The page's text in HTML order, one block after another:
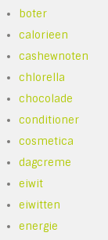
boter
calorieen
cashewnoten
chlorella
chocolade
conditioner
cosmetica
dagcreme
eiwit
eiwitten
energie